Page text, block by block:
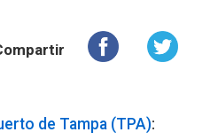
de Tampa (TPA):